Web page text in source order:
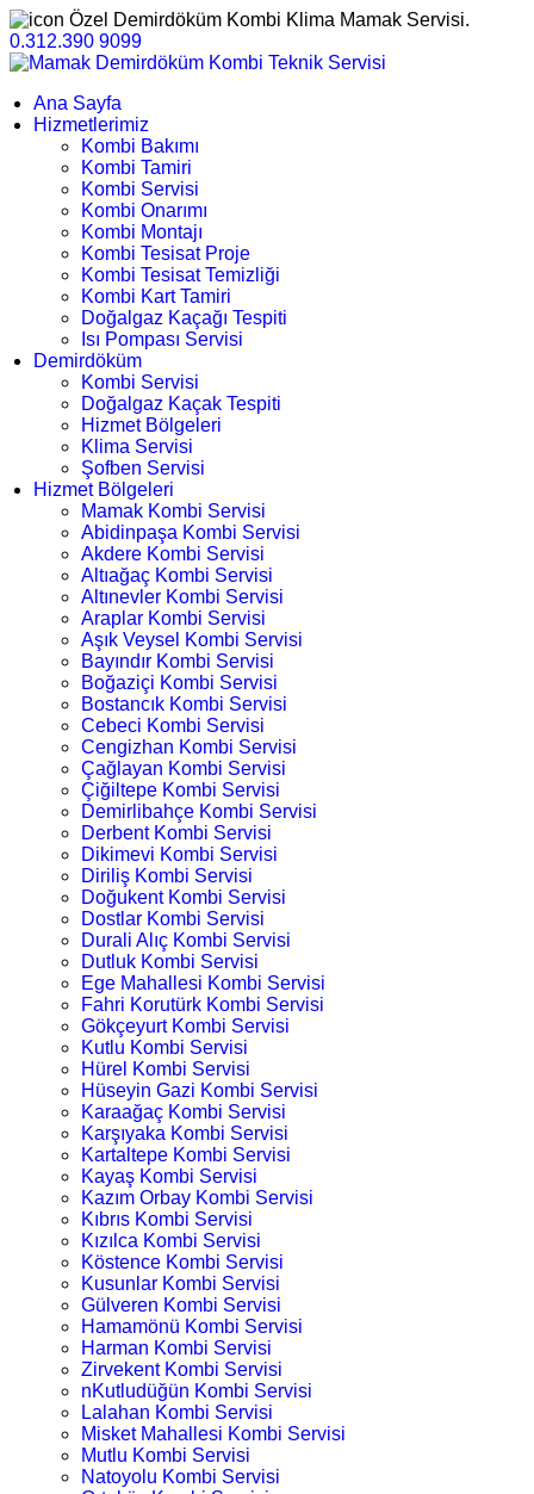
Özel Demirdöküm Kombi Klima Mamak Servisi.
0.312.390 9099
Ana Sayfa
Hizmetlerimiz
Kombi Bakımı
Kombi Tamiri
Kombi Servisi
Kombi Onarımı
Kombi Montajı
Kombi Tesisat Proje
Kombi Tesisat Temizliği
Kombi Kart Tamiri
Doğalgaz Kaçağı Tespiti
Isı Pompası Servisi
Demirdöküm
Kombi Servisi
Doğalgaz Kaçak Tespiti
Hizmet Bölgeleri
Klima Servisi
Şofben Servisi
Hizmet Bölgeleri
Mamak Kombi Servisi
Abidinpaşa Kombi Servisi
Akdere Kombi Servisi
Altıağaç Kombi Servisi
Altınevler Kombi Servisi
Araplar Kombi Servisi
Aşık Veysel Kombi Servisi
Bayındır Kombi Servisi
Boğaziçi Kombi Servisi
Bostancık Kombi Servisi
Cebeci Kombi Servisi
Cengizhan Kombi Servisi
Çağlayan Kombi Servisi
Çiğiltepe Kombi Servisi
Demirlibahçe Kombi Servisi
Derbent Kombi Servisi
Dikimevi Kombi Servisi
Diriliş Kombi Servisi
Doğukent Kombi Servisi
Dostlar Kombi Servisi
Durali Alıç Kombi Servisi
Dutluk Kombi Servisi
Ege Mahallesi Kombi Servisi
Fahri Korutürk Kombi Servisi
Gökçeyurt Kombi Servisi
Kutlu Kombi Servisi
Hürel Kombi Servisi
Hüseyin Gazi Kombi Servisi
Karaağaç Kombi Servisi
Karşıyaka Kombi Servisi
Kartaltepe Kombi Servisi
Kayaş Kombi Servisi
Kazım Orbay Kombi Servisi
Kıbrıs Kombi Servisi
Kızılca Kombi Servisi
Köstence Kombi Servisi
Kusunlar Kombi Servisi
Gülveren Kombi Servisi
Hamamönü Kombi Servisi
Harman Kombi Servisi
Zirvekent Kombi Servisi
nKutludüğün Kombi Servisi
Lalahan Kombi Servisi
Misket Mahallesi Kombi Servisi
Mutlu Kombi Servisi
Natoyolu Kombi Servisi